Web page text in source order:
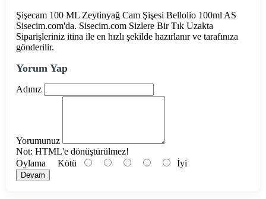
Şişecam 100 ML Zeytinyağ Cam Şişesi Bellolio 100ml AS
Sisecim.com'da. Sisecim.com Sizlere Bir Tık Uzakta
Siparişleriniz itina ile en hızlı şekilde hazırlanır ve tarafınıza
gönderilir.
Yorum Yap
Adınız
Yorumunuz
Not: HTML'e dönüştürülmez!
Oylama Kötü İyi
Devam